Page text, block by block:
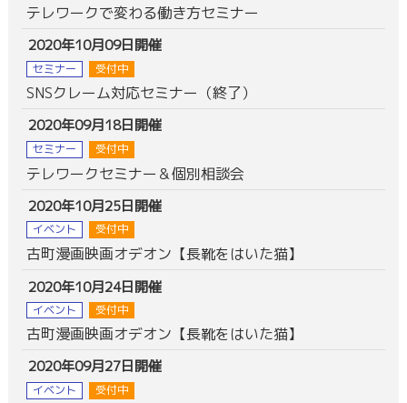
テレワークで変わる働き方セミナー
2020年10月09日開催
セミナー 受付中
SNSクレーム対応セミナー（終了）
2020年09月18日開催
セミナー 受付中
テレワークセミナー＆個別相談会
2020年10月25日開催
イベント 受付中
古町漫画映画オデオン【長靴をはいた猫】
2020年10月24日開催
イベント 受付中
古町漫画映画オデオン【長靴をはいた猫】
2020年09月27日開催
イベント 受付中